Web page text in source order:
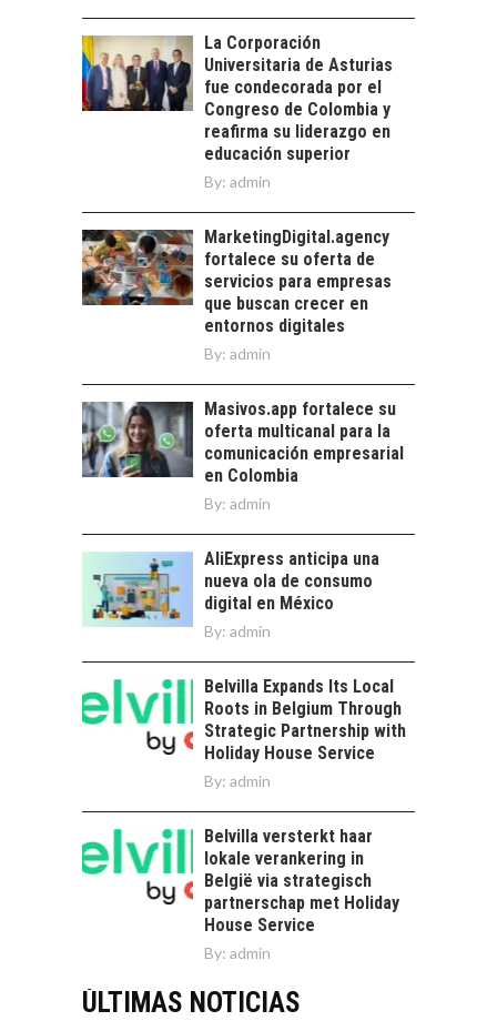
estratégica de los
recursos humanos en
las empresas…
FINANCIAMIENTO
PARA PYMES EN
CHILE:
ALTERNATIVAS MÁS
ALLÁ DEL CRÉDITO
BANCARIO
Financiamiento para
pymes en Chile:
alternativas que
trascienden el
crédito…
EL CRECIMIENTO DE
LOS SERVICIOS
DIGITALES
EXPORTADOS DESDE
CHILE
servicios digitales en
Chile:…
La Corporación
Universitaria de Asturias
fue condecorada por el
Congreso de Colombia y
reafirma su liderazgo en
educación superior
By: admin
MarketingDigital.agency
fortalece su oferta de
servicios para empresas
que buscan crecer en
entornos digitales
By: admin
Masivos.app fortalece su
oferta multicanal para la
comunicación empresarial
en Colombia
By: admin
AliExpress anticipa una
nueva ola de consumo
digital en México
By: admin
Belvilla Expands Its Local
Roots in Belgium Through
Strategic Partnership with
Holiday House Service
By: admin
Belvilla versterkt haar
lokale verankering in
België via strategisch
partnerschap met Holiday
House Service
By: admin
ÚLTIMAS NOTICIAS